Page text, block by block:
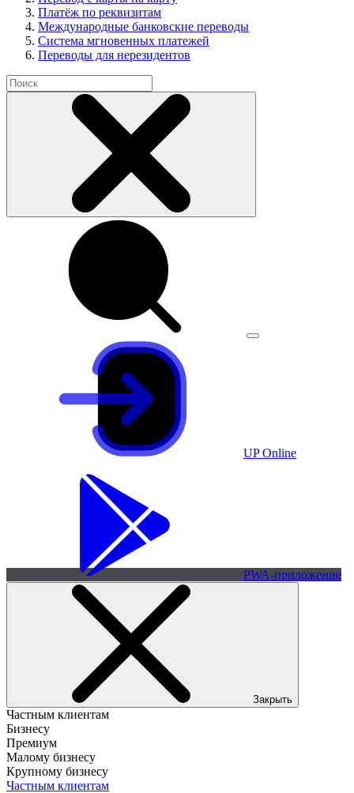
Платёж по реквизитам
Международные банковские переводы
Система мгновенных платежей
Переводы для нерезидентов
UP Online
PWA-приложение
Закрыть
Частным клиентам
Бизнесу
Премиум
Малому бизнесу
Крупному бизнесу
Частным клиентам